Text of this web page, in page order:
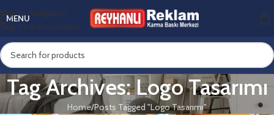
Skip to navigation
Skip to main content
MENU
Tag Archives: Logo Tasarımı
Home Posts Tagged "Logo Tasarımı"